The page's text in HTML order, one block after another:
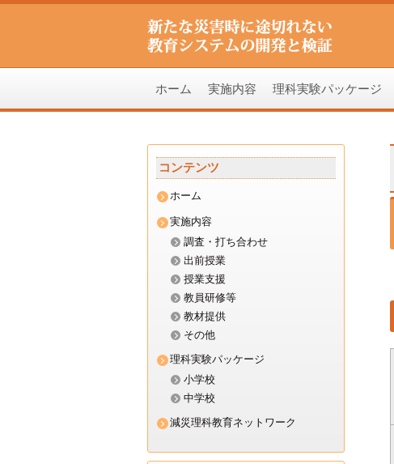
ホーム 実施内容 理科実験パッケージ
コンテンツ
ホーム
実施内容
調査・打ち合わせ
出前授業
授業支援
教員研修等
教材提供
その他
理科実験パッケージ
小学校
中学校
減災理科教育ネットワーク